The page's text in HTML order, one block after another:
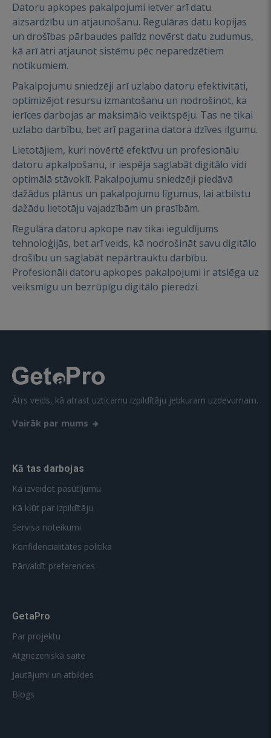
Datoru apkopes pakalpojumi ietver arī datu
aizsardzību un atjaunošanu. Regulāras datu kopijas
un drošības pārbaudes palīdz novērst datu zudumus,
kā arī ātri atjaunot sistēmu pēc neparedzētiem
notikumiem.
Pakalpojumu sniedzēji arī uzlabo datoru efektivitāti,
optimizējot resursu izmantošanu un nodrošinot, ka
ierīces darbojas ar maksimālo veiktspēju. Tas ne tikai
uzlabo darbību, bet arī pagarina datora dzīves ilgumu.
Lietotājiem, kuri novērtē efektīvu un profesionālu
datoru apkalpošanu, ir iespēja saglabāt digitālo vidi
optimālā stāvoklī. Pakalpojumu sniedzēji piedāvā
dažādus plānus un pakalpojumu līgumus, lai atbilstu
dažādu lietotāju vajadzībām un prasībām.
Regulāra datoru apkope nav tikai ieguldījums
tehnoloģijās, bet arī veids, kā nodrošināt savu digitālo
drošību un saglabāt nepārtrauktu darbību.
Profesionāli datoru apkopes pakalpojumi ir atslēga uz
veiksmīgu un bezrūpīgu digitālo pieredzi.
Ātrs veids, kā atrast uzticamu izpildītāju jebkuram uzdevumam.
Vairāk par mums
Kā tas darbojas
Kā izveidot pasūtījumu
Kā kļūt par izpildītāju
Servisa noteikumi
Konfidencialitātes politika
Pārvaldīt preferences
GetaPro
Par projektu
Atgriezeniskā saite
Jautājumi un atbildes
Blogs